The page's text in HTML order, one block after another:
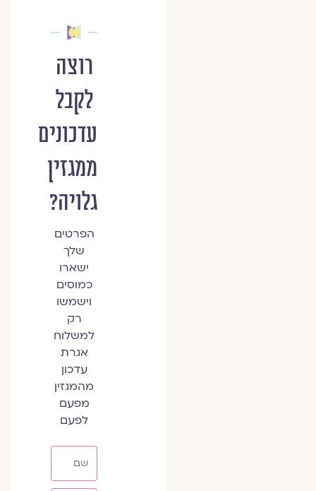
רוצה
לקבל
עדכונים
ממגזין
גלויה?
הפרטים
שלך
ישארו
כמוסים
וישמשו
רק
למשלוח
אגרת
עדכון
מהמגזין
מפעם
לפעם